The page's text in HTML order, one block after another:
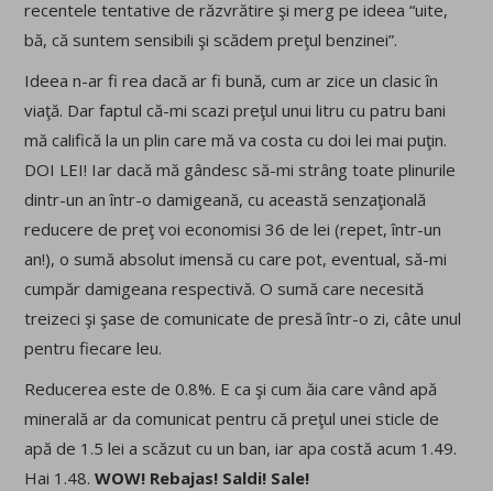
recentele tentative de răzvrătire şi merg pe ideea “uite,
bă, că suntem sensibili şi scădem preţul benzinei”.
Ideea n-ar fi rea dacă ar fi bună, cum ar zice un clasic în
viaţă. Dar faptul că-mi scazi preţul unui litru cu patru bani
mă califică la un plin care mă va costa cu doi lei mai puţin.
DOI LEI! Iar dacă mă gândesc să-mi strâng toate plinurile
dintr-un an într-o damigeană, cu această senzaţională
reducere de preţ voi economisi 36 de lei (repet, într-un
an!), o sumă absolut imensă cu care pot, eventual, să-mi
cumpăr damigeana respectivă. O sumă care necesită
treizeci şi şase de comunicate de presă într-o zi, câte unul
pentru fiecare leu.
Reducerea este de 0.8%. E ca şi cum ăia care vând apă
minerală ar da comunicat pentru că preţul unei sticle de
apă de 1.5 lei a scăzut cu un ban, iar apa costă acum 1.49.
Hai 1.48.WOW! Rebajas! Saldi! Sale!